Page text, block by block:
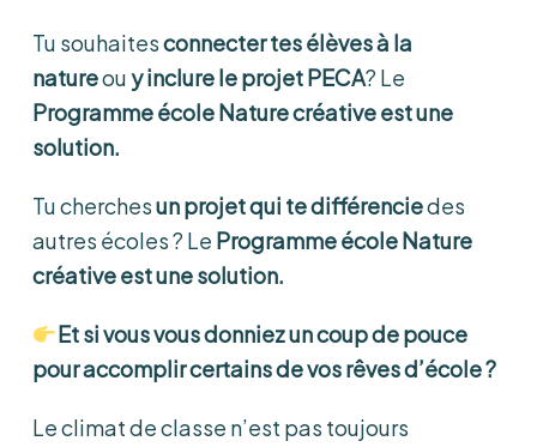
Tu souhaitesconnecter tes élèves à la
natureouy inclure le projet PECA? Le
Programme école Nature créative est une
solution.
Tu cherchesun projet qui te différenciedes
autres écoles ? Le Programme école Nature
créative est une solution.
Et si vous vous donniez un coup de pouce
pour accomplir certains de vos rêves d’école ?
Le climat de classe n’est pas toujours